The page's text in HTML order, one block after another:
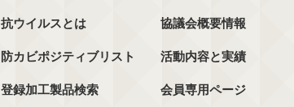
抗ウイルスとは
防カビポジティブリスト
登録加工製品検索
協議会概要情報
活動内容と実績
会員専用ページ